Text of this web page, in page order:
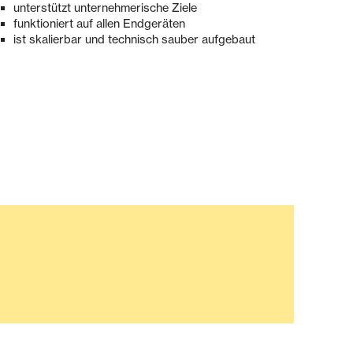
unterstützt unternehmerische Ziele
funktioniert auf allen Endgeräten
ist skalierbar und technisch sauber aufgebaut